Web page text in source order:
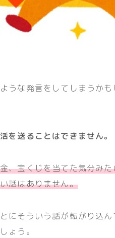
うな発言をしてしまうか
を送ることはできません。
、宝くじを当てた気分み
話はありません。
にそういう話が転がり込
ょう。